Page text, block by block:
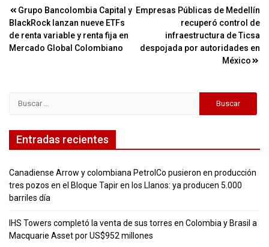
Navegación
de
entradas
Grupo Bancolombia Capital y
BlackRock lanzan nueve ETFs
de renta variable y renta fija en
Mercado Global Colombiano
Empresas Públicas de Medellín
recuperó control de
infraestructura de Ticsa
despojada por autoridades en
México
Entradas recientes
Canadiense Arrow y colombiana PetrolCo pusieron en producción
tres pozos en el Bloque Tapir en los Llanos: ya producen 5.000
barriles día
IHS Towers completó la venta de sus torres en Colombia y Brasil a
Macquarie Asset por US$952 millones